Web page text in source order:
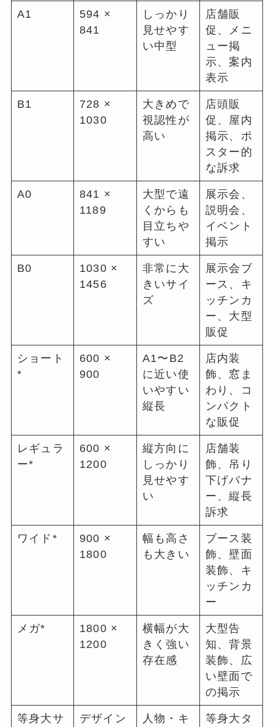
A1
594 ×
841
しっかり
見せやす
い中型
店舗販
促、メニ
ュー掲
示、案内
表示
B1
728 ×
1030
大きめで
視認性が
高い
店頭販
促、屋内
掲示、ポ
スター的
な訴求
A0
841 ×
1189
大型で遠
くからも
目立ちや
すい
展示会、
説明会、
イベント
掲示
B0
1030 ×
1456
非常に大
きいサイ
ズ
展示会ブ
ース、キ
ッチンカ
ー、大型
販促
ショート
*
600 ×
900
A1〜B2
に近い使
いやすい
縦長
店内装
飾、窓ま
わり、コ
ンパクト
な販促
レギュラ
ー*
600 ×
1200
縦方向に
しっかり
見せやす
い
店舗装
飾、吊り
下げバナ
ー、縦長
訴求
ワイド*
900 ×
1800
幅も高さ
も大きい
ブース装
飾、壁面
装飾、キ
ッチンカ
ー
メガ*
1800 ×
1200
横幅が大
きく強い
存在感
大型告
知、背景
装飾、広
い壁面で
の掲示
等身大サ
デザイン
人物・キ
等身大タ